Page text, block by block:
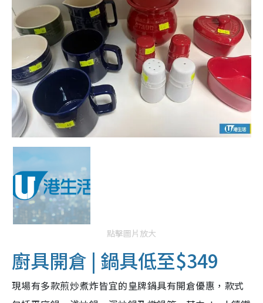
點擊圖片放大
廚具開倉 | 鍋具低至$349
現場有多款煎炒煮炸皆宜的皇牌鍋具有開倉優惠，款式